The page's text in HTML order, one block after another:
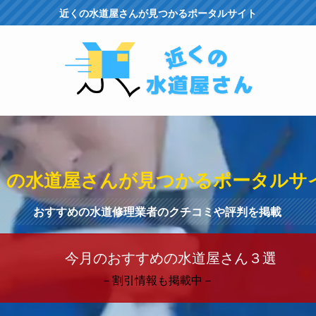
近くの水道屋さんが見つかるポータルサイト
の水道屋さんが見つかるポータルサ
おすすめの水道修理業者のクチコミや評判を掲載
今月のおすすめの水道屋さん３選
－割引情報も掲載中－